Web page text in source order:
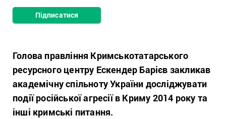
Підписатися
Голова правління Кримськотатарського
ресурсного центру Ескендер Барієв закликав
академічну спільноту України досліджувати
події російської агресії в Криму 2014 року та
інші кримські питання.